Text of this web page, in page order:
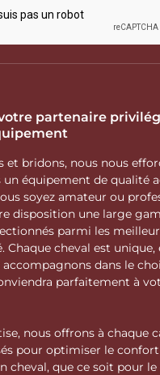
partenaire
et bridons, nous nous
équipement de qualité
soyez amateur ou
disposition une large
parmi les
Chaque cheval est unique,
dans le
parfaitement à
nous offrons à chaque
pour optimiser le
cheval, que ce soit pour le